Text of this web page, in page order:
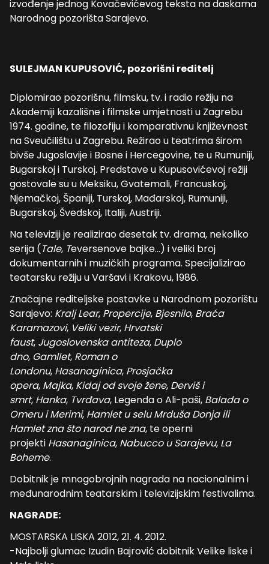
izvođenje jednog Kovačevićevog teksta na daskama
Narodnog pozorišta Sarajevo.
SULEJMAN KUPUSOVIĆ, pozorišni reditelj
Diplomirao pozorišnu, filmsku, tv. i radio režiju na
Akademiji kazališne i filmske umjetnosti u Zagrebu
1974. godine, te filozofiju i komparativnu književnost
na Sveučilištu u Zagrebu. Režirao u teatrima širom
bivše Jugoslavije i Bosne i Hercegovine, te u Rumuniji,
Bugarskoj i Turskoj. Predstave u Kupusovićevoj režiji
gostovale su u Meksiku, Gvatemali, Francuskoj,
Njemačkoj, Španiji, Turskoj, Mađarskoj, Rumuniji,
Bugarskoj, Švedskoj, Italiji, Austriji.
Na televiziji je realizirao desetak tv. drama, nekoliko
serija (Tale, Teversenove bajke…) i veliki broj
dokumentarnih i muzičkih programa. Specijalizirao
teatarsku režiju u Varšavi i Krakovu, 1986.
Značajne rediteljske postavke u Narodnom pozorištu
Sarajevo: Kralj Lear, Propercije, Bjesnilo, Braća
Karamazovi, Veliki vezir, Hrvatski
faust, Jugoslovenska antiteza, Duplo
dno, Gamllet, Roman o
Londonu, Hasanaginica, Prosjačka
opera, Majka, Kidaj od svoje žene, Derviš i
smrt, Hanka, Tvrđava, Legenda o Ali-paši, Balada o
Omeru i Merimi, Hamlet u selu Mrduša Donja ili
Hamlet zna što narod ne zna, te operni
projekti Hasanaginica, Nabucco u Sarajevu, La
Boheme.
Dobitnik je mnogobrojnih nagrada na nacionalnim i
međunarodnim teatarskim i televizijskim festivalima.
NAGRADE:
MOSTARSKA LISKA 2012, 21. 4. 2012.
-Najbolji glumac Izudin Bajrović dobitnik Velike liske i